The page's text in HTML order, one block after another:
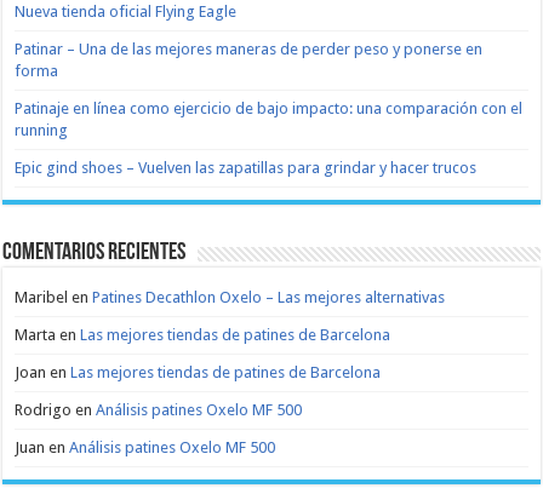
Nueva tienda oficial Flying Eagle
Patinar – Una de las mejores maneras de perder peso y ponerse en
forma
Patinaje en línea como ejercicio de bajo impacto: una comparación con el
running
Epic gind shoes – Vuelven las zapatillas para grindar y hacer trucos
Comentarios recientes
Maribel enPatines Decathlon Oxelo – Las mejores alternativas
Marta enLas mejores tiendas de patines de Barcelona
Joan enLas mejores tiendas de patines de Barcelona
Rodrigo enAnálisis patines Oxelo MF 500
Juan enAnálisis patines Oxelo MF 500